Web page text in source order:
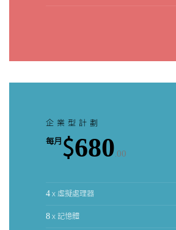
企業型計劃
每月 $680.00
4 x 虛擬處理器
8 x 記憶體